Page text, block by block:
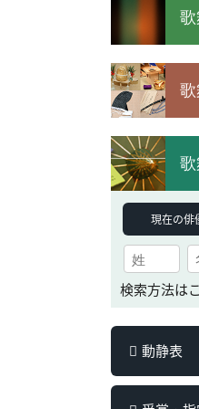
現在の俳
検索方法は
動静表